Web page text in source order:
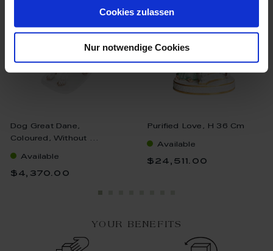
Cookies zulassen
Nur notwendige Cookies
Dog Great Dane,
Coloured, Without ...
Available
$4,370.00
Purified Love, H 36 Cm
Available
$24,511.00
YOUR BENEFITS